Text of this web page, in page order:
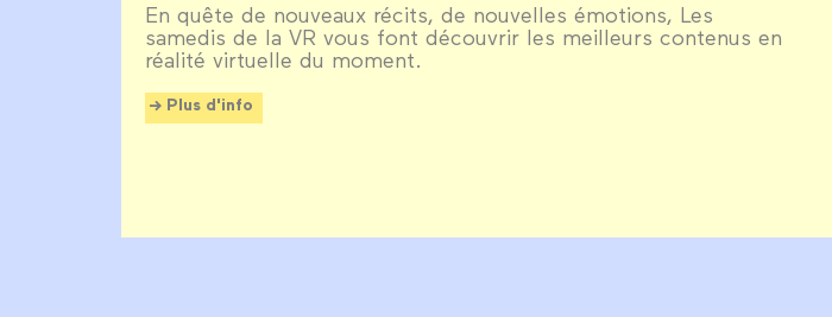
En quête de nouveaux récits, de nouvelles émotions, Les
samedis de la VR vous font découvrir les meilleurs contenus en
réalité virtuelle du moment.
Plus d'info